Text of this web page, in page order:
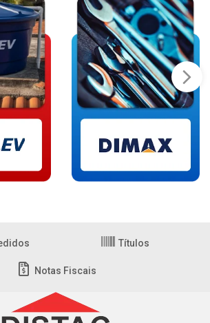
Títulos
Notas Fiscais